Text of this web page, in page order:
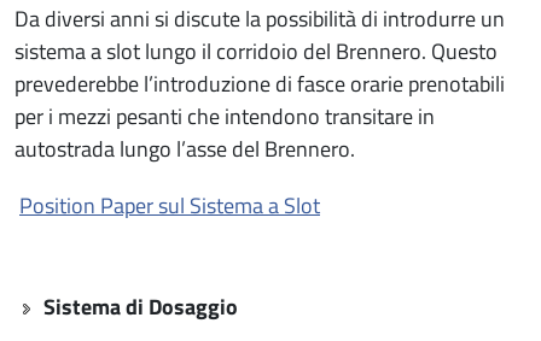
Da diversi anni si discute la possibilità di introdurre un
sistema a slot lungo il corridoio del Brennero. Questo
prevederebbe l’introduzione di fasce orarie prenotabili
per i mezzi pesanti che intendono transitare in
autostrada lungo l’asse del Brennero.
Position Paper sul Sistema a Slot
Sistema di Dosaggio